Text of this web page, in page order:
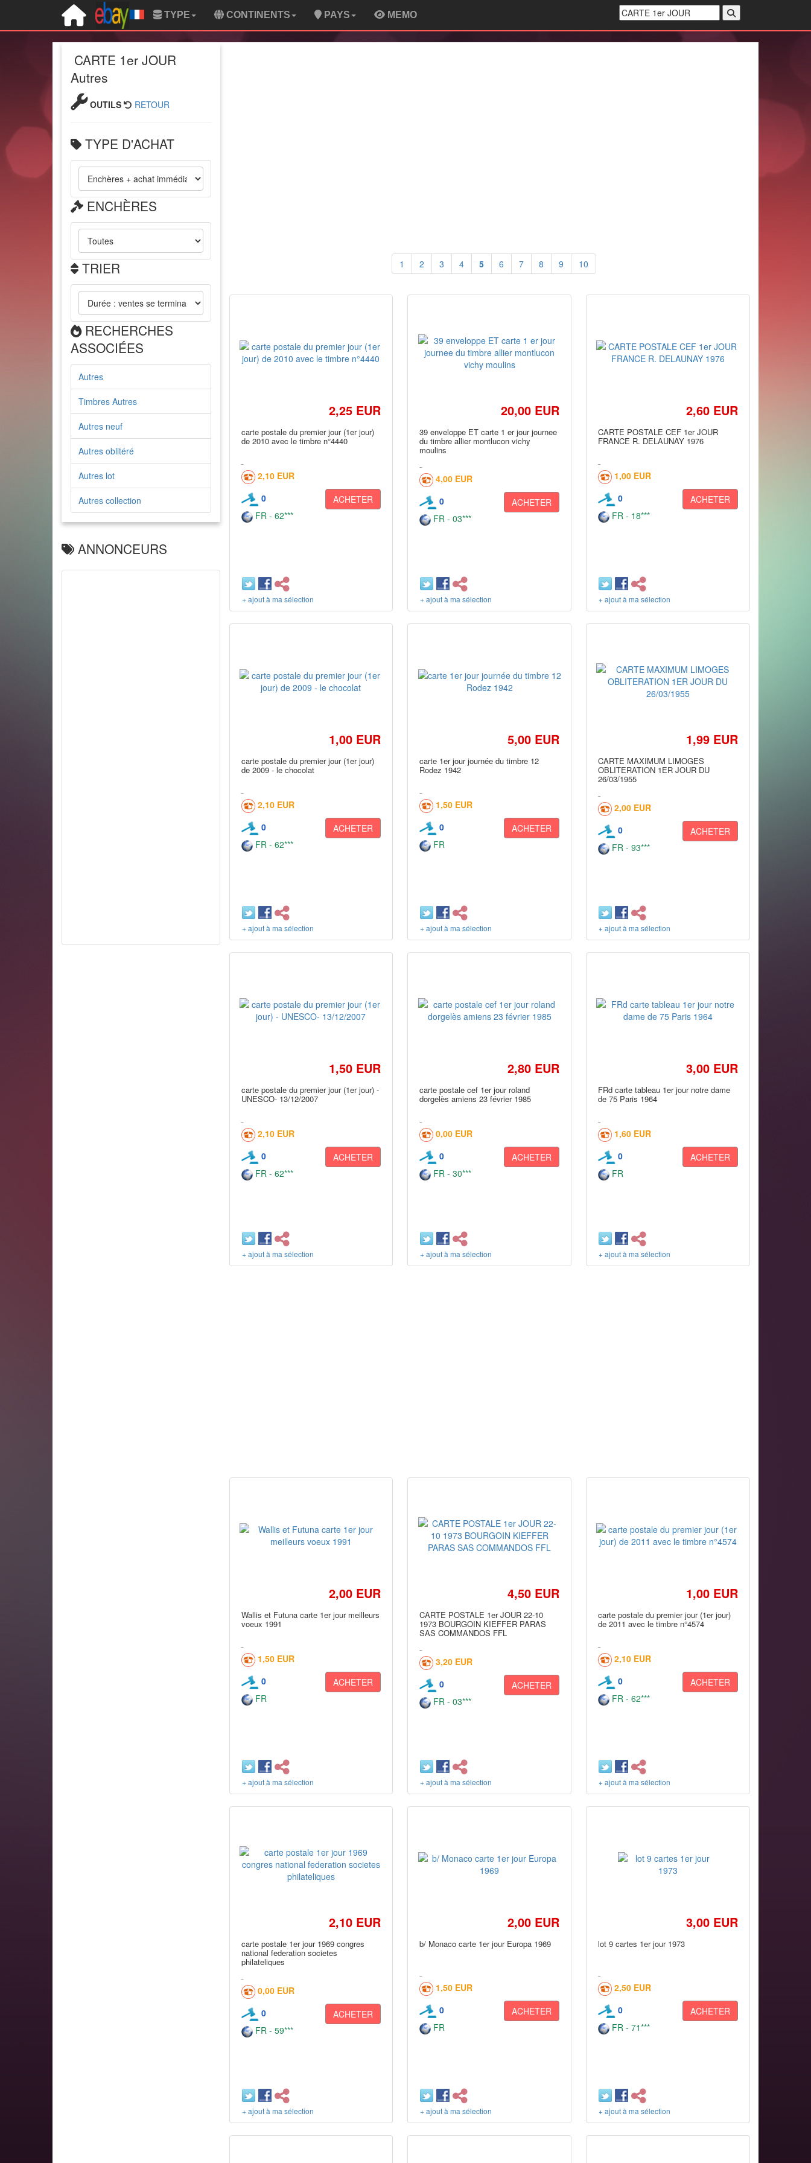
TYPE CONTINENTS PAYS MEMO
CARTE 1er JOUR
Autres
OUTILS RETOUR
TYPE D'ACHAT
ENCHÈRES
TRIER
RECHERCHES
ASSOCIÉES
Autres
Timbres Autres
Autres neuf
Autres oblitéré
Autres lot
Autres collection
ANNONCEURS
1 2 3 4 5 6 7 8 9 10
2,25 EUR
carte postale du premier jour (1er jour)
de 2010 avec le timbre n°4440
2,10 EUR
0
ACHETER
FR - 62***
+ ajout à ma sélection
20,00 EUR
39 enveloppe ET carte 1 er jour journee
du timbre allier montlucon vichy
moulins
4,00 EUR
0
ACHETER
FR - 03***
+ ajout à ma sélection
2,60 EUR
CARTE POSTALE CEF 1er JOUR
FRANCE R. DELAUNAY 1976
1,00 EUR
0
ACHETER
FR - 18***
+ ajout à ma sélection
1,00 EUR
carte postale du premier jour (1er jour)
de 2009 - le chocolat
2,10 EUR
0
ACHETER
FR - 62***
+ ajout à ma sélection
5,00 EUR
carte 1er jour journée du timbre 12
Rodez 1942
1,50 EUR
0
ACHETER
FR
+ ajout à ma sélection
1,99 EUR
CARTE MAXIMUM LIMOGES
OBLITERATION 1ER JOUR DU
26/03/1955
2,00 EUR
0
ACHETER
FR - 93***
+ ajout à ma sélection
1,50 EUR
carte postale du premier jour (1er jour) -
UNESCO- 13/12/2007
2,10 EUR
0
ACHETER
FR - 62***
+ ajout à ma sélection
2,80 EUR
carte postale cef 1er jour roland
dorgelès amiens 23 février 1985
0,00 EUR
0
ACHETER
FR - 30***
+ ajout à ma sélection
3,00 EUR
FRd carte tableau 1er jour notre dame
de 75 Paris 1964
1,60 EUR
0
ACHETER
FR
+ ajout à ma sélection
2,00 EUR
Wallis et Futuna carte 1er jour meilleurs
voeux 1991
1,50 EUR
0
ACHETER
FR
+ ajout à ma sélection
4,50 EUR
CARTE POSTALE 1er JOUR 22-10
1973 BOURGOIN KIEFFER PARAS
SAS COMMANDOS FFL
3,20 EUR
0
ACHETER
FR - 03***
+ ajout à ma sélection
1,00 EUR
carte postale du premier jour (1er jour)
de 2011 avec le timbre n°4574
2,10 EUR
0
ACHETER
FR - 62***
+ ajout à ma sélection
2,10 EUR
carte postale 1er jour 1969 congres
national federation societes
philateliques
0,00 EUR
0
ACHETER
FR - 59***
+ ajout à ma sélection
2,00 EUR
b/ Monaco carte 1er jour Europa 1969
1,50 EUR
0
ACHETER
FR
+ ajout à ma sélection
3,00 EUR
lot 9 cartes 1er jour 1973
2,50 EUR
0
ACHETER
FR - 71***
+ ajout à ma sélection